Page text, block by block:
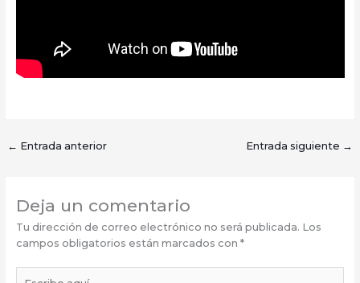
← Entrada anterior Entrada siguiente →
Deja un comentario
Tu dirección de correo electrónico no será publicada. Los
campos obligatorios están marcados con *